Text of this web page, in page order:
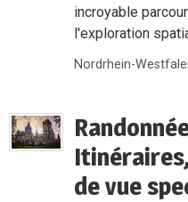
incroyable
l'exploration
Nordrhein-
de vue